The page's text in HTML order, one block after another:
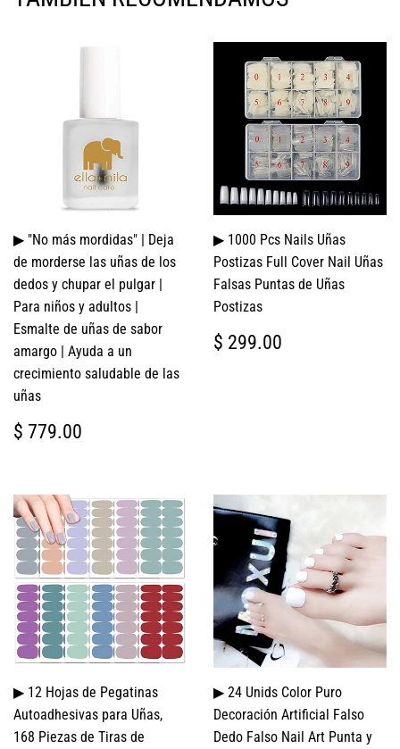
▶ "No más mordidas" | Deja
de morderse las uñas de los
dedos y chupar el pulgar |
Para niños y adultos |
Esmalte de uñas de sabor
amargo | Ayuda a un
crecimiento saludable de las
uñas
PRECIO
HABITUAL
$ 779.00
▶ 1000 Pcs Nails Uñas
Postizas Full Cover Nail Uñas
Falsas Puntas de Uñas
Postizas
PRECIO
HABITUAL
$ 299.00
▶ 12 Hojas de Pegatinas
Autoadhesivas para Uñas,
168 Piezas de Tiras de
▶ 24 Unids Color Puro
Decoración Artificial Falso
Dedo Falso Nail Art Punta y